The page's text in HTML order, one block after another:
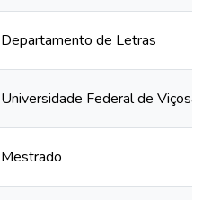
Departamento de Letras
Universidade Federal de Viçosa
Mestrado